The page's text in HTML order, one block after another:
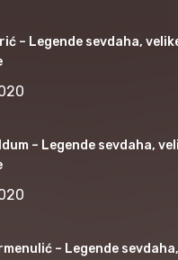
– Legende sevdaha,
– Legende sevdaha,
– Legende